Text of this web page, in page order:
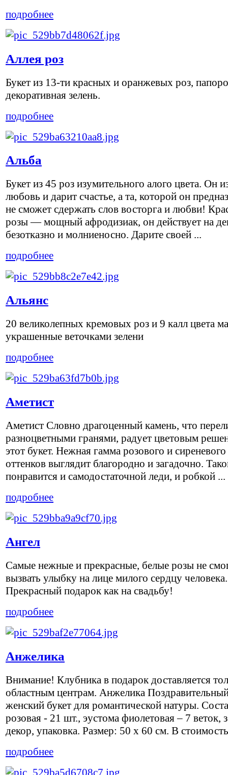
подробнее
Аллея роз
Букет из 13-ти красных и оранжевых роз,
декоративная зелень.
подробнее
Альба
Букет из 45 роз изумительного алого цвета. Он
любовь и дарит счастье, а та, которой он
не сможет сдержать слов восторга и любви!
розы — мощный афродизиак, он действует на
безотказно и молниеносно. Дарите своей ...
подробнее
Альянс
20 великолепных кремовых роз и 9 калл цвета
украшенные веточками зелени
подробнее
Аметист
Аметист Словно драгоценный камень, что
разноцветными гранями, радует цветовым
этот букет. Нежная гамма розового и сиреневого
оттенков выглядит благородно и загадочно.
понравится и самодостаточной леди, и робкой ...
подробнее
Ангел
Самые нежные и прекрасные, белые розы не
вызвать улыбку на лице милого сердцу человека.
Прекрасный подарок как на свадьбу!
подробнее
Анжелика
Внимание! Клубника в подарок доставляется
областным центрам. Анжелика
женский букет для романтической натуры.
розовая - 21 шт., эустома фиолетовая – 7 веток,
декор, упаковка. Размер: 50 х 60 см. В
подробнее